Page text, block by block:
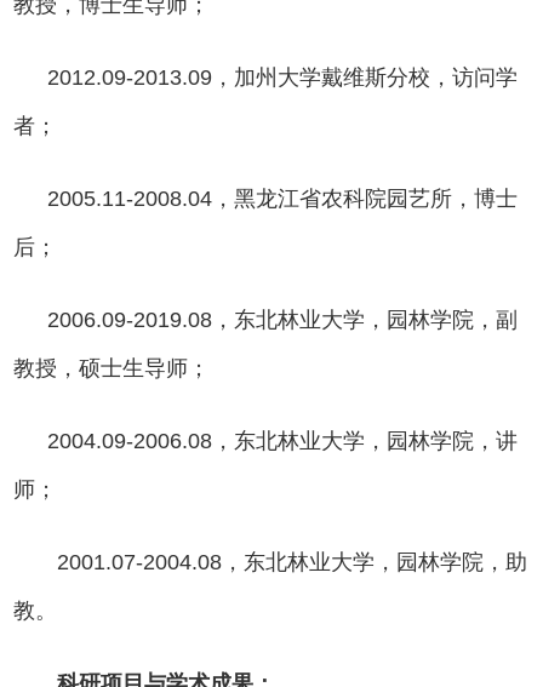
2012.09-2013.09，加州大学戴维斯分校，访问学
者；
2005.11-2008.04，黑龙江省农科院园艺所，博士
后；
2006.09-2019.08，东北林业大学，园林学院，副
教授，硕士生导师；
2004.09-2006.08，东北林业大学，园林学院，讲
师；
2001.07-2004.08，东北林业大学，园林学院，助
教。